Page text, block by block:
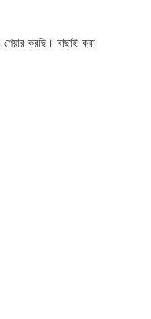
শেয়ার করছি। বাছাই করা